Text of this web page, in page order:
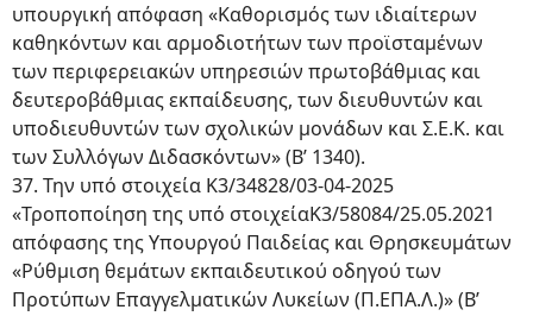
υπουργική απόφαση «Καθορισμός των ιδιαίτερων
καθηκόντων και αρμοδιοτήτων των προϊσταμένων
των περιφερειακών υπηρεσιών πρωτοβάθμιας και
δευτεροβάθμιας εκπαίδευσης, των διευθυντών και
υποδιευθυντών των σχολικών μονάδων και Σ.Ε.Κ. και
των Συλλόγων Διδασκόντων» (Β’ 1340).
37. Την υπό στοιχεία Κ3/34828/03-04-2025
«Τροποποίηση της υπό στοιχείαΚ3/58084/25.05.2021
απόφασης της Υπουργού Παιδείας και Θρησκευμάτων
«Ρύθμιση θεμάτων εκπαιδευτικού οδηγού των
Προτύπων Επαγγελματικών Λυκείων (Π.ΕΠΑ.Λ.)» (Β’